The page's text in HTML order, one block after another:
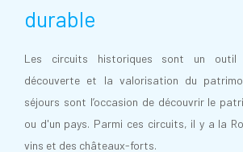
durable
Les circuits historiques sont un outil
découverte et la valorisation du
séjours sont l’occasion de découvrir le
ou d'un pays. Parmi ces circuits, il y a la
vins et des châteaux-forts.